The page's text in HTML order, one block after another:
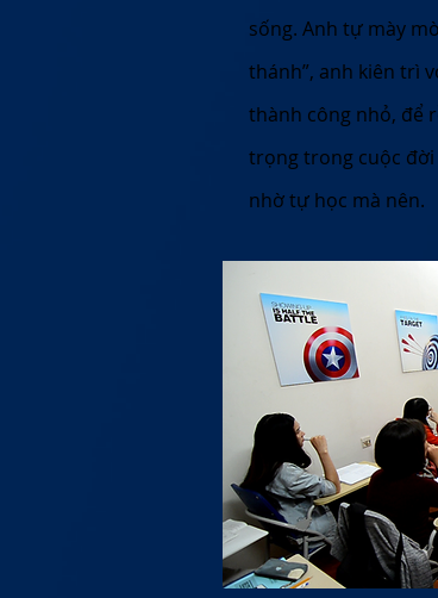
sống. Anh tự mày
thánh”, anh kiên trì
thành công nhỏ, để
trọng trong cuộc
nhờ tự học mà nên.